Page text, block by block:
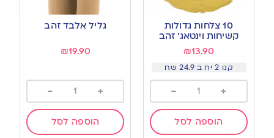
Add
to
wishlist
10 צלחות גדולות
קשיחות וינטאג׳ זהב
₪13.90
קנו 2 יח ב 24.9 שח
+
-
הוספה לסל
wishlist
גליל אלבד זהב
₪19.90
+
-
הוספה לסל